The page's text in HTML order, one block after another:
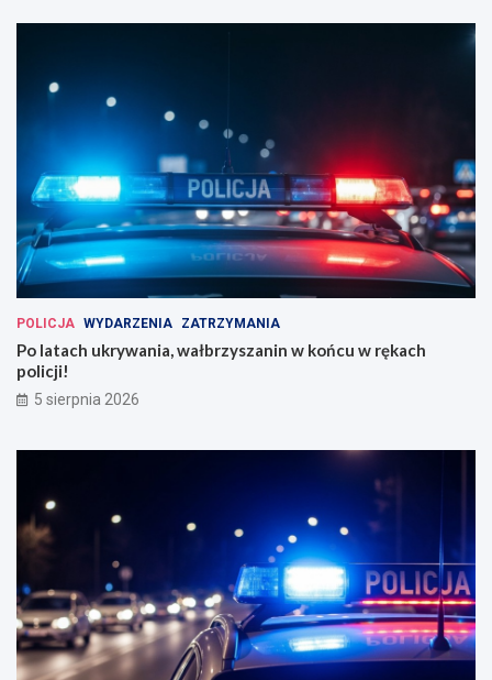
POLICJA WYDARZENIA ZATRZYMANIA
Po latach ukrywania, wałbrzyszanin w końcu w rękach
policji!
5 sierpnia 2026